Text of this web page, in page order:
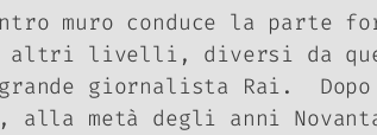
muro conduce la
altri livelli, diversi da
giornalista Rai.
alla metà degli anni